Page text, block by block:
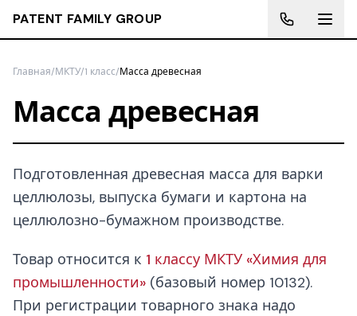
PATENT FAMILY GROUP
Главная/МКТУ/1 класс/Масса древесная
Масса древесная
Подготовленная древесная масса для варки
целлюлозы, выпуска бумаги и картона на
целлюлозно-бумажном производстве.
Товар относится к 1 классу МКТУ «Химия для
промышленности» (базовый номер 10132).
При регистрации товарного знака надо